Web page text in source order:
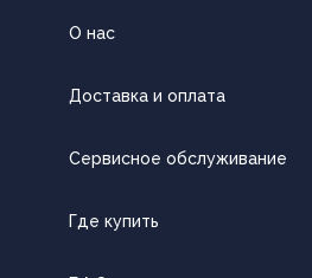
О нас
Доставка и оплата
Сервисное обслуживание
Где купить